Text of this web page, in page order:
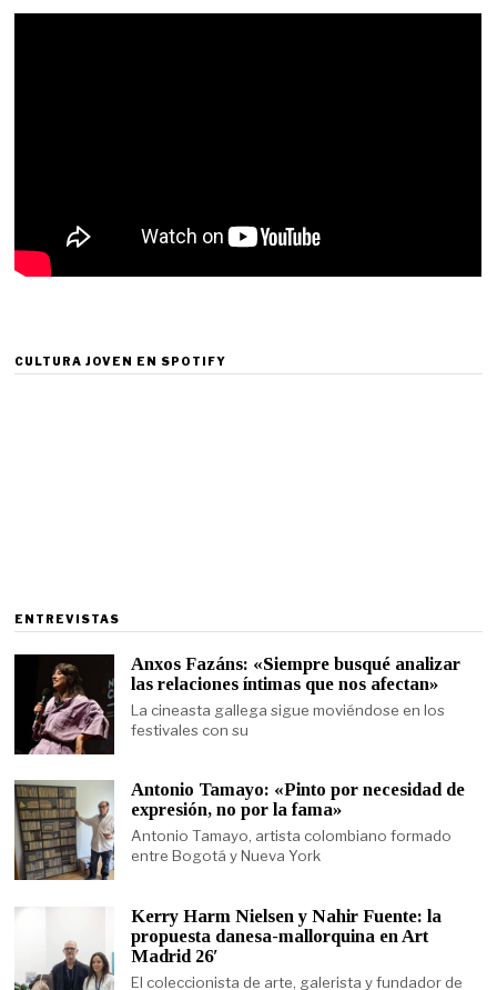
CULTURA JOVEN EN SPOTIFY
ENTREVISTAS
Anxos Fazáns: «Siempre busqué analizar
las relaciones íntimas que nos afectan»
La cineasta gallega sigue moviéndose en los
festivales con su
Antonio Tamayo: «Pinto por necesidad de
expresión, no por la fama»
Antonio Tamayo, artista colombiano formado
entre Bogotá y Nueva York
Kerry Harm Nielsen y Nahir Fuente: la
propuesta danesa-mallorquina en Art
Madrid 26′
El coleccionista de arte, galerista y fundador de